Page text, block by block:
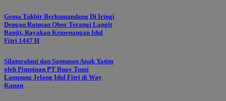
Gema Takbir Berkumandang Di Iringi
Dengan Ratusan Obor Terangi Langit
Banjit, Rayakan Kemenangan Idul
Fitri 1447 H
Silaturahmi dan Santunan Anak Yatim
oleh Pimpinan PT Buay Tumi
Lampung Jelang Idul Fitri di Way
Kanan